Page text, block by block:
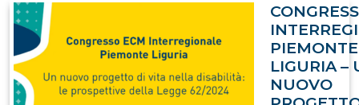
PIEMONTE
LIGURIA –
NUOVO